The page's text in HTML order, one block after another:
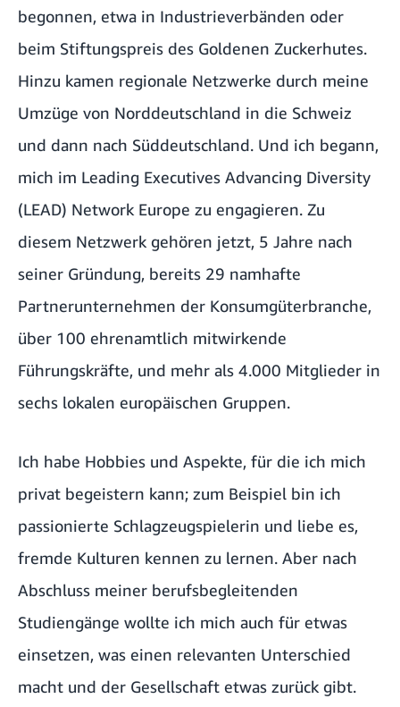
begonnen, etwa in Industrieverbänden oder
beim Stiftungspreis des Goldenen Zuckerhutes.
Hinzu kamen regionale Netzwerke durch meine
Umzüge von Norddeutschland in die Schweiz
und dann nach Süddeutschland. Und ich begann,
mich im Leading Executives Advancing Diversity
(LEAD) Network Europe zu engagieren. Zu
diesem Netzwerk gehören jetzt, 5 Jahre nach
seiner Gründung, bereits 29 namhafte
Partnerunternehmen der Konsumgüterbranche,
über 100 ehrenamtlich mitwirkende
Führungskräfte, und mehr als 4.000 Mitglieder in
sechs lokalen europäischen Gruppen.
Ich habe Hobbies und Aspekte, für die ich mich
privat begeistern kann; zum Beispiel bin ich
passionierte Schlagzeugspielerin und liebe es,
fremde Kulturen kennen zu lernen. Aber nach
Abschluss meiner berufsbegleitenden
Studiengänge wollte ich mich auch für etwas
einsetzen, was einen relevanten Unterschied
macht und der Gesellschaft etwas zurück gibt.